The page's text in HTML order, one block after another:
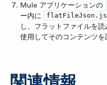
Mule アプリケーションの ​
ー内に ​
し、フラットファイルを読
使用してそのコンテンツを